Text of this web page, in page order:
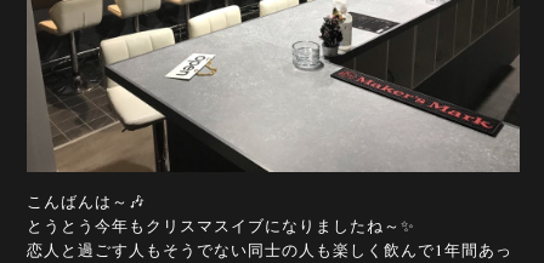
こんばんは～🎶
とうとう今年もクリスマスイブになりましたね～✨
恋人と過ごす人もそうでない同士の人も楽しく飲んで1年間あっ